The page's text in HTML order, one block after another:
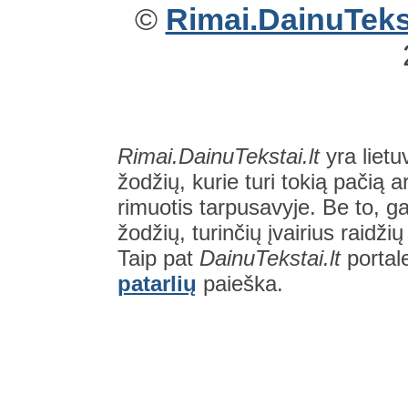
©
Rimai.DainuTekstai.ltyra
žodžių, kurie turi tokią pačią
rimuotis tarpusavyje. Be to,
žodžių, turinčių įvairius
Taip pat DainuTekstai.lt
patarlių paieška.